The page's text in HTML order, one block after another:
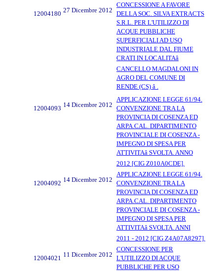
12004180 27 Dicembre 2012
CONCESSIONE A FAVORE
DELLA SOC. SILVA EXTRACTS
S.R.L. PER L'UTILIZZO DI
ACQUE PUBBLICHE
SUPERFICIALI AD USO
INDUSTRIALE DAL FIUME
CRATI IN LOCALITAâ
CANCELLO MAGDALONI IN
AGRO DEL COMUNE DI
RENDE (CS) â .
12004093 14 Dicembre 2012
APPLICAZIONE LEGGE 61/94.
CONVENZIONE TRA LA
PROVINCIA DI COSENZA ED
ARPA.CAL. DIPARTIMENTO
PROVINCIALE DI COSENZA -
IMPEGNO DI SPESA PER
ATTIVITAâ SVOLTA. ANNO
2012 [CIG Z010A0CDE].
12004092 14 Dicembre 2012
APPLICAZIONE LEGGE 61/94.
CONVENZIONE TRA LA
PROVINCIA DI COSENZA ED
ARPA.CAL. DIPARTIMENTO
PROVINCIALE DI COSENZA -
IMPEGNO DI SPESA PER
ATTIVITAâ SVOLTA. ANNI
2011 - 2012 [CIG Z4A07A8297].
12004021 11 Dicembre 2012
CONCESSIONE PER
L'UTILIZZO DI ACQUE
PUBBLICHE PER USO